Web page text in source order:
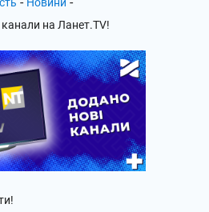
канали на Ланет.TV!